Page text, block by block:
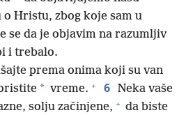
Hristu, zbog koje sam u
se da je objavim na razumljiv
i trebalo.
prema onima koji su van
* vreme. + 6 Neka vaše
solju začinjene, + da biste